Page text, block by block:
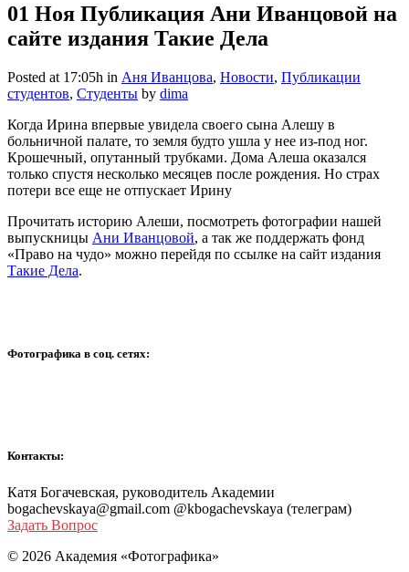
01 Ноя Публикация Ани Иванцовой на
сайте издания Такие Дела
Posted at 17:05h in Аня Иванцова, Новости, Публикации
студентов, Студенты by dima
Когда Ирина впервые увидела своего сына Алешу в
больничной палате, то земля будто ушла у нее из-под ног.
Крошечный, опутанный трубками. Дома Алеша оказался
только спустя несколько месяцев после рождения. Но страх
потери все еще не отпускает Ирину
Прочитать историю Алеши, посмотреть фотографии нашей
выпускницы Ани Иванцовой, а так же поддержать фонд
«Право на чудо» можно перейдя по ссылке на сайт издания
Такие Дела.
Фотографика в соц. сетях:
Контакты:
Катя Богачевская, руководитель Академии
bogachevskaya@gmail.com @kbogachevskaya (телеграм)
Задать Вопрос
© 2026 Академия «Фотографика»